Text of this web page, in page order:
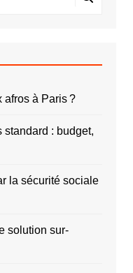
afros à Paris ?
standard : budget,
la sécurité sociale
solution sur-